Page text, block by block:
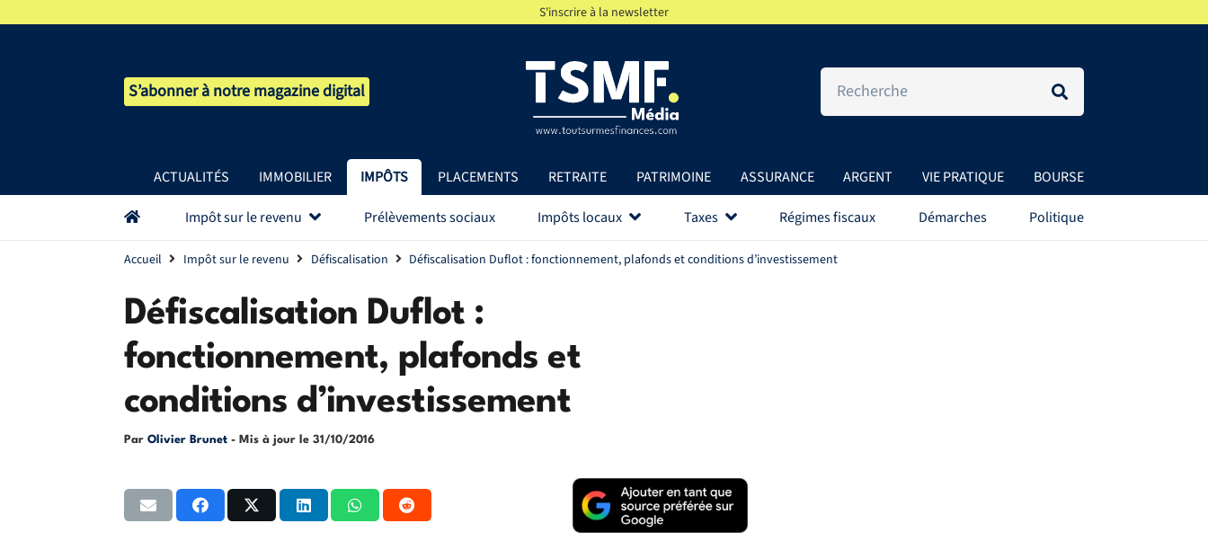
S'inscrire à la newsletter
S’abonner à notre magazine digital
ACTUALITÉS IMMOBILIER IMPÔTS PLACEMENTS RETRAITE PATRIMOINE ASSURANCE ARGENT VIE PRATIQUE BOURSE
Impôt sur le revenu Prélèvements sociaux Impôts locaux Taxes Régimes fiscaux Démarches Politique
Accueil Impôt sur le revenu Défiscalisation Défiscalisation Duflot : fonctionnement, plafonds et conditions d’investissement
Défiscalisation Duflot :
fonctionnement, plafonds et
conditions d’investissement
Par Olivier Brunet - Mis à jour le 31/10/2016